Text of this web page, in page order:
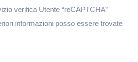
verifica Utente “reCAPTCHA”
informazioni posso essere trovate